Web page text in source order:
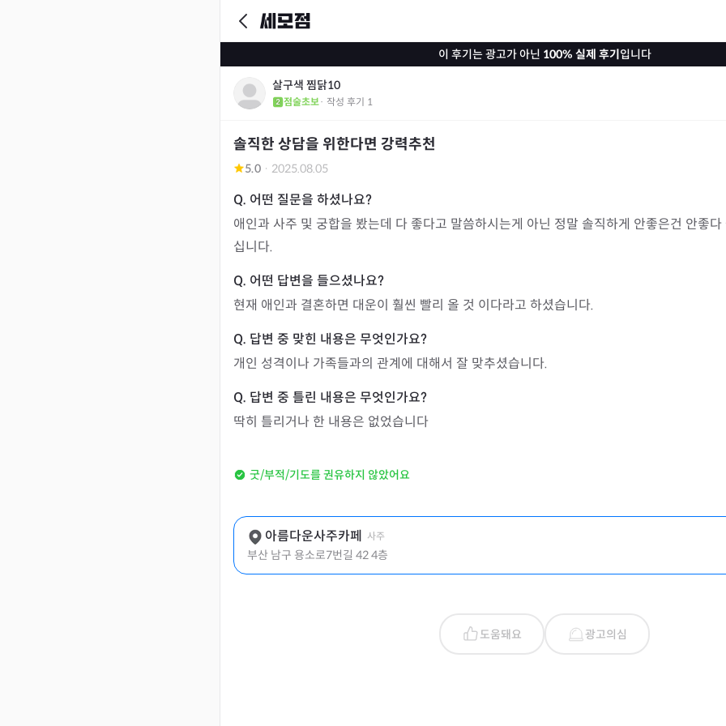
이 후기는 광고가 아닌 100% 실제 후기입니다
살구색 찜닭10
점술초보· 작성 후기 1
솔직한 상담을 위한다면 강력추천
5.0 · 2025.08.05
애인과 사주 및 궁합을 봤는데 다 좋다고 말씀하시는게 아닌 정말 솔직하게 안좋은건 안좋
십니다.
현재 애인과 결혼하면 대운이 훨씬 빨리 올 것 이다라고 하셨습니다.
개인 성격이나 가족들과의 관계에 대해서 잘 맞추셨습니다.
딱히 틀리거나 한 내용은 없었습니다
굿/부적/기도를 권유하지 않았어요
아름다운사주카페 사주
부산 남구 용소로7번길 42 4층
도움돼요 광고의심